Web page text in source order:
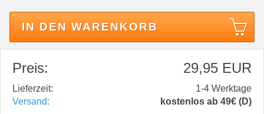
IN DEN WARENKORB
Preis: 29,95 EUR
Lieferzeit:
1-4 Werktage
Versand:
kostenlos ab 49€ (D)